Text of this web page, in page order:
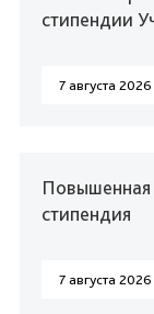
стипендии
7 августа 2026
Повышенная
стипендия
7 августа 2026